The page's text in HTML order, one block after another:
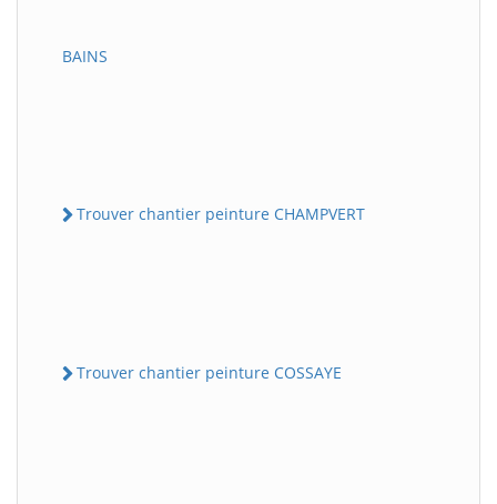
BAINS
Trouver chantier peinture CHAMPVERT
Trouver chantier peinture COSSAYE